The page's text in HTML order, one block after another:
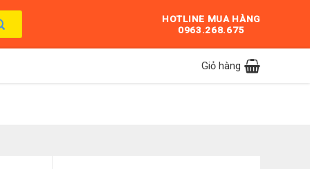
HOTLINE MUA HÀNG
0963.268.675
Giỏ hàng